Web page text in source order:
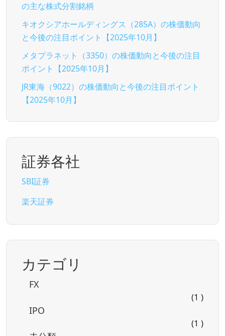
の主な株式分割銘柄
キオクシアホールディングス（285A）の株価動向
と今後の注目ポイント【2025年10月】
メタプラネット（3350）の株価動向と今後の注目
ポイント【2025年10月】
JR東海（9022）の株価動向と今後の注目ポイント
【2025年10月】
証券各社
SBI証券
楽天証券
カテゴリ
FX
(1 )
IPO
(1 )